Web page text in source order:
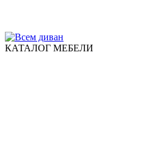
КАТАЛОГ МЕБЕЛИ